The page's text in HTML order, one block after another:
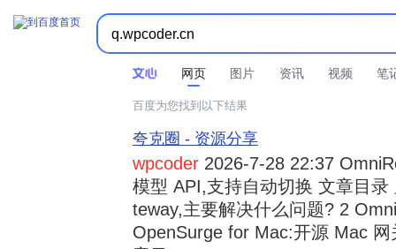
网页 图片 资讯 视频 笔
时间不限  所有网页和文件  站点内检索 
百度为您找到以下结果
夸克圈 - 资源分享
wpcoder 2026-7-28 22:37
模型 API,支持自动切换 文章目
teway,主要解决什么问题? 2
OpenSurge for Mac:开源 Mac